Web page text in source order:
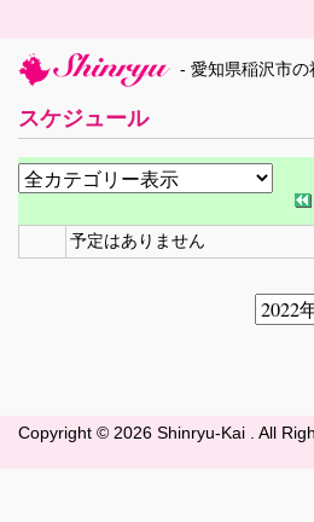
- 愛知県稲沢市
スケジュール
予定はありません
Copyright © 2026 Shinryu-Kai . All